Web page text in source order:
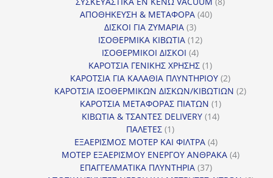
ΑΠΟΘΗΚΕΥΣΗ & ΜΕΤΑΦΟΡΑ 4040
ΔΙΣΚΟΙ ΓΙΑ ΖΥΜΑΡΙΑ 33
προϊόντα
ΙΣΟΘΕΡΜΙΚΑ ΚΙΒΩΤΙΑ 1212
ΙΣΟΘΕΡΜΙΚΟΙ ΔΙΣΚΟΙ 44
προϊόντα
ΚΑΡΟΤΣΙΑ ΓΕΝΙΚΗΣ ΧΡΗΣΗΣ 11
προϊόν
ΚΑΡΟΤΣΙΑ ΓΙΑ ΚΑΛΑΘΙΑ ΠΛΥΝΤΗΡΙΟΥ 22
προϊόντα
ΚΑΡΟΤΣΙΑ ΙΣΟΘΕΡΜΙΚΩΝ ΔΙΣΚΩΝ/ΚΙΒΩΤΙΩΝ 22
ΚΑΡΟΤΣΙΑ ΜΕΤΑΦΟΡΑΣ ΠΙΑΤΩΝ 11
προϊόν
ΚΙΒΩΤΙΑ & ΤΣΑΝΤΕΣ DELIVERY 1414
ΠΑΛΕΤΕΣ 11
προϊόν
ΕΞΑΕΡΙΣΜΟΣ ΜΟΤΕΡ ΚΑΙ ΦΙΛΤΡΑ 44
προϊόντα
ΜΟΤΕΡ ΕΞΑΕΡΙΣΜΟΥ ΕΝΕΡΓΟΥ ΑΝΘΡΑΚΑ 44
ΕΠΑΓΓΕΛΜΑΤΙΚΑ ΠΛΥΝΤΗΡΙΑ 3737